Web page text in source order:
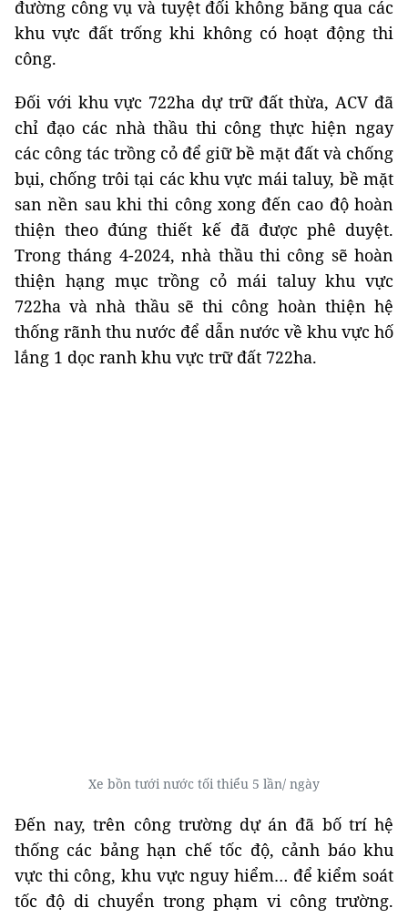
đường công vụ và tuyệt đối không băng qua các
khu vực đất trống khi không có hoạt động thi
công.
Đối với khu vực 722ha dự trữ đất thừa, ACV đã
chỉ đạo các nhà thầu thi công thực hiện ngay
các công tác trồng cỏ để giữ bề mặt đất và chống
bụi, chống trôi tại các khu vực mái taluy, bề mặt
san nền sau khi thi công xong đến cao độ hoàn
thiện theo đúng thiết kế đã được phê duyệt.
Trong tháng 4-2024, nhà thầu thi công sẽ hoàn
thiện hạng mục trồng cỏ mái taluy khu vực
722ha và nhà thầu sẽ thi công hoàn thiện hệ
thống rãnh thu nước để dẫn nước về khu vực hố
lắng 1 dọc ranh khu vực trữ đất 722ha.
Xe bồn tưới nước tối thiểu 5 lần/ ngày
Đến nay, trên công trường dự án đã bố trí hệ
thống các bảng hạn chế tốc độ, cảnh báo khu
vực thi công, khu vực nguy hiểm… để kiểm soát
tốc độ di chuyển trong phạm vi công trường.